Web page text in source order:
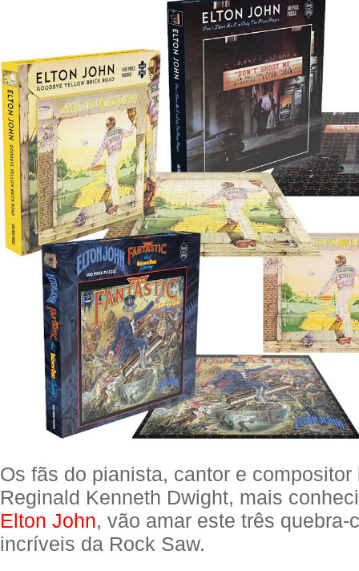
Os fãs do pianista, cantor e compositor
Reginald Kenneth Dwight, mais
Elton John, vão amar este três quebra-
incríveis da Rock Saw.